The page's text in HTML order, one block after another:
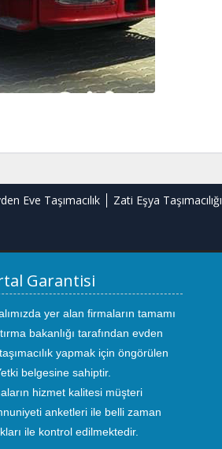
Eve Taşımacılık Zati Eşya Taşımacılığı
Garantisi
yer alan firmaların tamamı
bakanlığı tarafından evden
yapmak için öngörülen
belgesine sahiptir.
hizmet kalitesi müşteri
anketleri ile belli zaman
ile kontrol edilmektedir.